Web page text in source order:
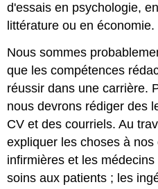
d'essais en psychologie,
littérature ou en économie.
Nous sommes
que les compétences
réussir dans une carrière.
nous devrons rédiger des
CV et des courriels. Au
expliquer les choses à
infirmières et les
soins aux patients ; les